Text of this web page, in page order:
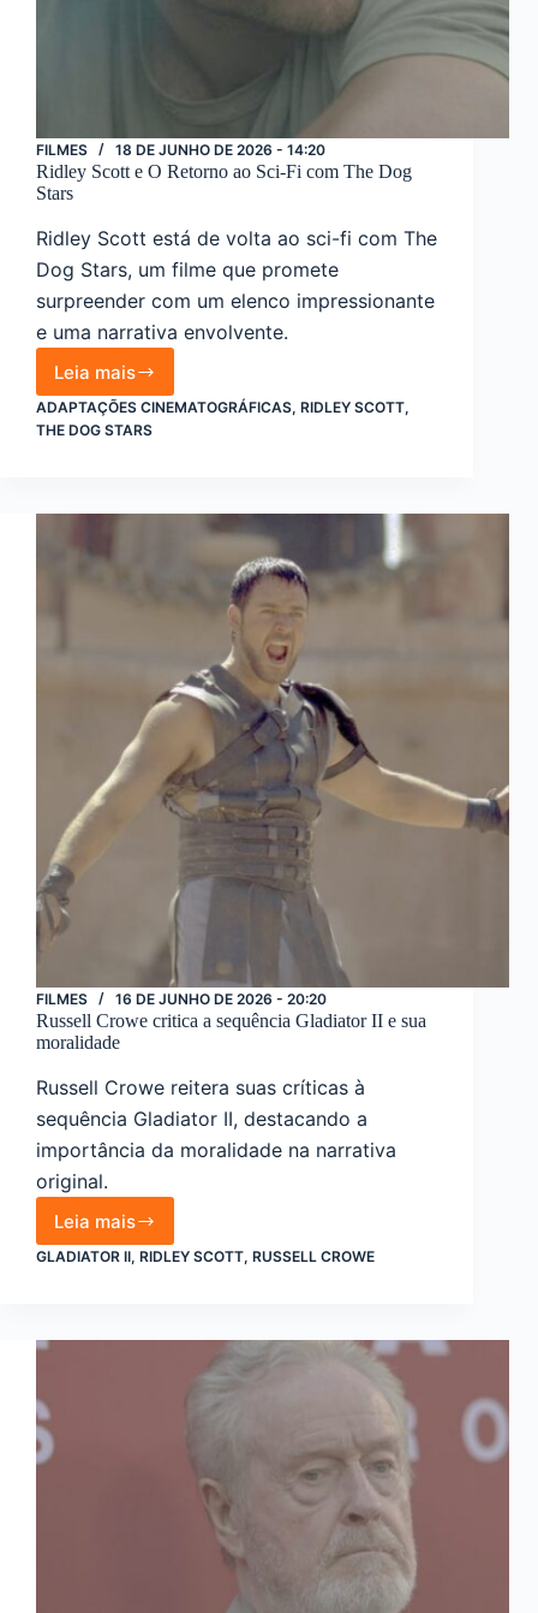
FILMES 18 DE JUNHO DE 2026 - 14:20
Ridley Scott e O Retorno ao Sci-Fi com The Dog
Stars
Ridley Scott está de volta ao sci-fi com The
Dog Stars, um filme que promete
surpreender com um elenco impressionante
e uma narrativa envolvente.
Leia mais
Ridley
Scott
e
Sci-
com
ADAPTAÇÕES CINEMATOGRÁFICAS, RIDLEY SCOTT,
THE DOG STARS
FILMES 16 DE JUNHO DE 2026 - 20:20
Russell Crowe critica a sequência Gladiator II e sua
moralidade
Russell Crowe reitera suas críticas à
sequência Gladiator II, destacando a
importância da moralidade na narrativa
original.
Leia mais
Russell
Crowe
Gladiator
GLADIATOR II, RIDLEY SCOTT, RUSSELL CROWE